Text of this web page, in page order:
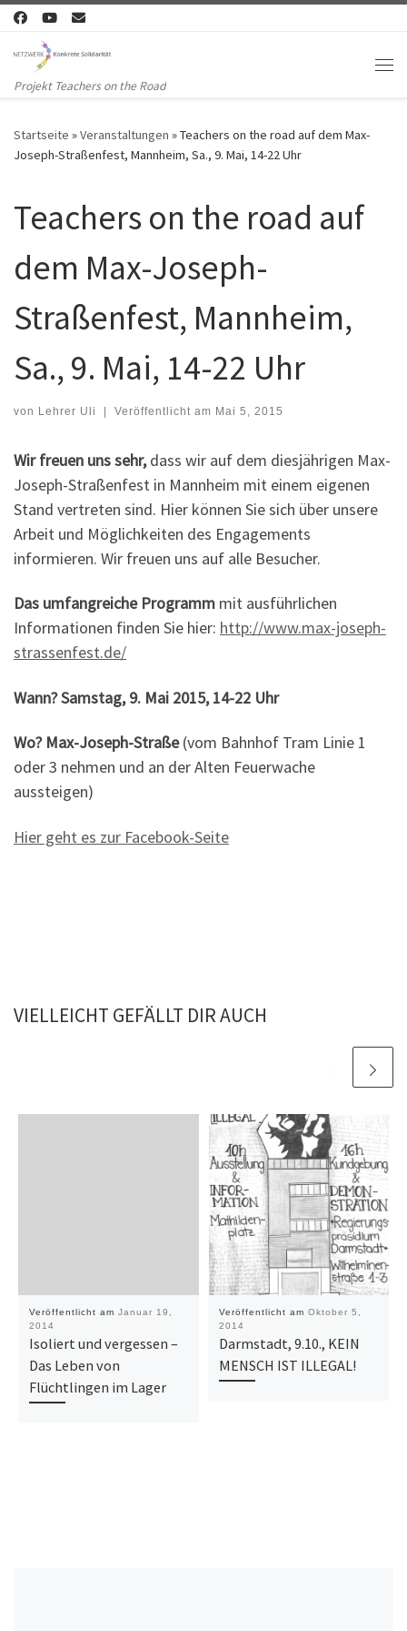
Zum Inhalt springen
Projekt Teachers on the Road
Startseite »Veranstaltungen »Teachers on the road auf dem Max-
Joseph-Straßenfest, Mannheim, Sa., 9. Mai, 14-22 Uhr
Teachers on the road auf
dem Max-Joseph-
Straßenfest, Mannheim,
Sa., 9. Mai, 14-22 Uhr
von Lehrer Uli | Veröffentlicht am Mai 5, 2015
Wir freuen uns sehr,dass wir auf dem diesjährigen Max-
Joseph-Straßenfest in Mannheim mit einem eigenen
Stand vertreten sind. Hier können Sie sich über unsere
Arbeit und Möglichkeiten des Engagements
informieren. Wir freuen uns auf alle Besucher.
Das umfangreiche Programm mit ausführlichen
Informationen finden Sie hier: http://www.max-joseph-
strassenfest.de/
Wann? Samstag, 9. Mai 2015, 14-22 Uhr
Wo? Max-Joseph-Straße(vom Bahnhof Tram Linie 1
oder 3 nehmen und an der Alten Feuerwache
aussteigen)
Hier geht es zur Facebook-Seite
VIELLEICHT GEFÄLLT DIR AUCH
Veröffentlicht am Januar 19,
2014
Isoliert und vergessen –
Das Leben von
Flüchtlingen im Lager
Veröffentlicht am Oktober 5,
2014
Darmstadt, 9.10., KEIN
MENSCH IST ILLEGAL!